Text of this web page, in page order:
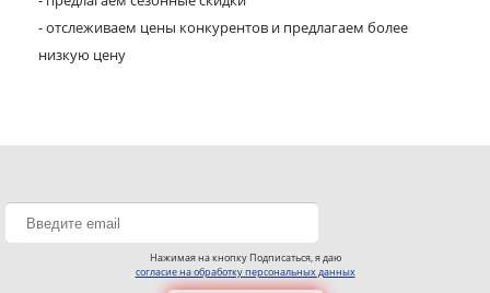
- отслеживаем цены конкурентов и предлагаем более
низкую цену
Нажимая на кнопку Подписаться, я даю
согласие на обработку персональных данных